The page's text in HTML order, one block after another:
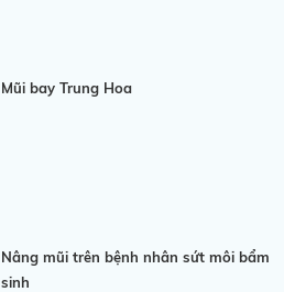
Mũi bay Trung Hoa
Nâng mũi trên bệnh nhân sứt môi bẩm
sinh